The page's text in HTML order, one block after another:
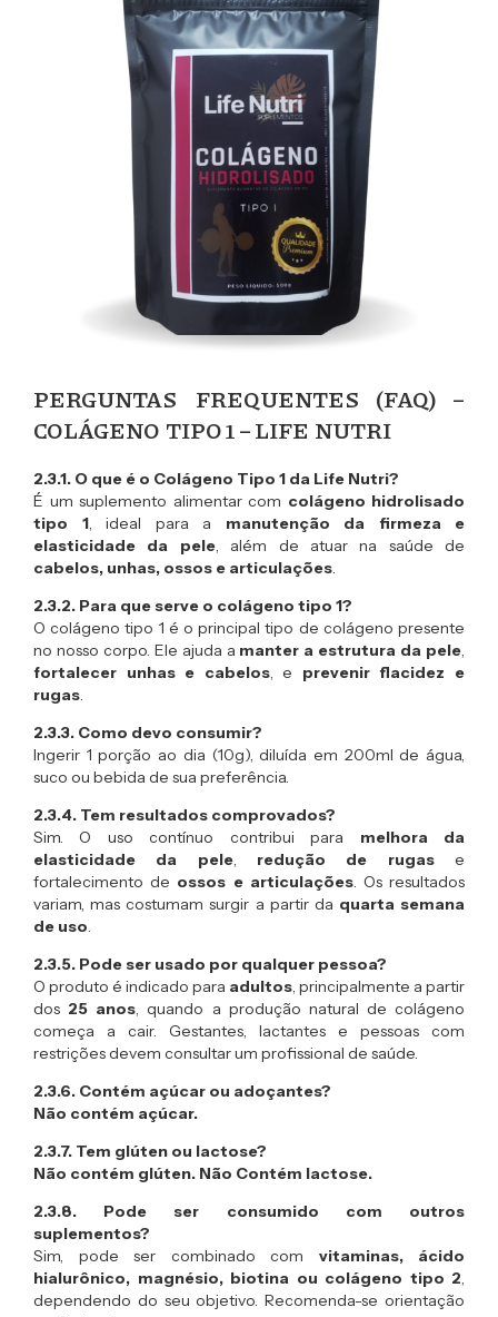
PERGUNTAS FREQUENTES (FAQ) –
COLÁGENO TIPO 1 – LIFE NUTRI
2.3.1. O que é o Colágeno Tipo 1 da Life Nutri?
É um suplemento alimentar com colágeno hidrolisado
tipo 1, ideal para a manutenção da firmeza e
elasticidade da pele, além de atuar na saúde de
cabelos, unhas, ossos e articulações.
2.3.2. Para que serve o colágeno tipo 1?
O colágeno tipo 1 é o principal tipo de colágeno presente
no nosso corpo. Ele ajuda a manter a estrutura da pele,
fortalecer unhas e cabelos, e prevenir flacidez e
rugas.
2.3.3. Como devo consumir?
Ingerir 1 porção ao dia (10g), diluída em 200ml de água,
suco ou bebida de sua preferência.
2.3.4. Tem resultados comprovados?
Sim. O uso contínuo contribui para melhora da
elasticidade da pele, redução de rugase
fortalecimento de ossos e articulações. Os resultados
variam, mas costumam surgir a partir da quarta semana
de uso.
2.3.5. Pode ser usado por qualquer pessoa?
O produto é indicado para adultos, principalmente a partir
dos 25 anos, quando a produção natural de colágeno
começa a cair. Gestantes, lactantes e pessoas com
restrições devem consultar um profissional de saúde.
2.3.6. Contém açúcar ou adoçantes?
Não contém açúcar.
2.3.7. Tem glúten ou lactose?
Não contém glúten. Não Contém lactose.
2.3.8. Pode ser consumido com outros
suplementos?
Sim, pode ser combinado com vitaminas, ácido
hialurônico, magnésio, biotina ou colágeno tipo 2,
dependendo do seu objetivo. Recomenda-se orientação